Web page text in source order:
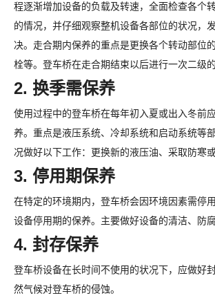
程逐渐增加设备的负载及转速，全面检查各个
的情况，并仔细观察整机设备各部位的状况，
决。走合期内保养的重点是更换各个转动部位
栓等。登车桥在走合期结束以后进行一次二级的
2. 换季需保养
使用过程中的登车桥在每年初入夏或出入冬前
养。重点是液压系统、冷却系统和启动系统等
况做好以下工作：更换新的液压油、采取防寒
3. 停用期保养
在特定的环境期内，登车桥会因环境因素需停
设备停用期的保养。主要做好设备的清洁、防腐
4. 封存保养
登车桥设备在长时间不使用的状况下，应做好
然气候对登车桥的侵蚀。